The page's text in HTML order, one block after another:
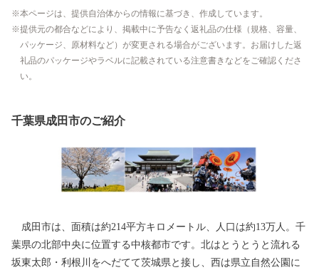
本ページは、提供自治体からの情報に基づき、作成しています。
提供元の都合などにより、掲載中に予告なく返礼品の仕様（規格、容量、
パッケージ、原材料など）が変更される場合がございます。お届けした返
礼品のパッケージやラベルに記載されている注意書きなどをご確認くださ
い。
千葉県成田市のご紹介
成田市は、面積は約214平方キロメートル、人口は約13万人。千
葉県の北部中央に位置する中核都市です。北はとうとうと流れる
坂東太郎・利根川をへだてて茨城県と接し、西は県立自然公園に